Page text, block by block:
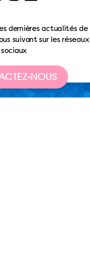
dernières actualités de
suivant sur les réseaux
sociaux
NOUS